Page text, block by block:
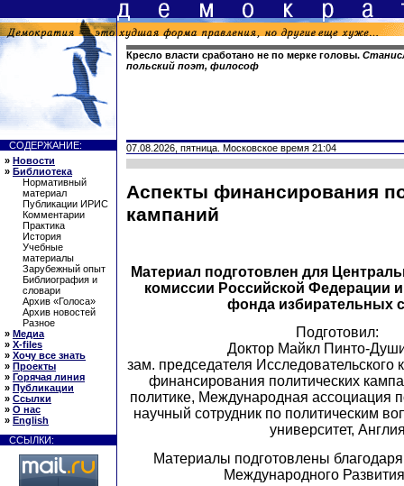
Кресло власти сработано не по мерке головы.
польский поэт, философ
СОДЕРЖАНИЕ:
» Новости
» Библиотека
Нормативный
материал
Публикации ИРИС
Комментарии
Практика
История
Учебные
материалы
Зарубежный опыт
Библиография и
словари
Архив «Голоса»
Архив новостей
Разное
» Медиа
» X-files
» Хочу все знать
» Проекты
» Горячая линия
» Публикации
» Ссылки
» О нас
» English
ССЫЛКИ:
07.08.2026, пятница. Московское время 21:04
Аспекты финансирования
кампаний
Материал подготовлен для
комиссии Российской Федерации
фонда избирательных
Подготовил:
Доктор Майкл Пинто-
зам. председателя Исследовательского
финансирования политических
политике, Международная ассоциация
научный сотрудник по политическим
университет,
Материалы подготовлены благодаря
Международного